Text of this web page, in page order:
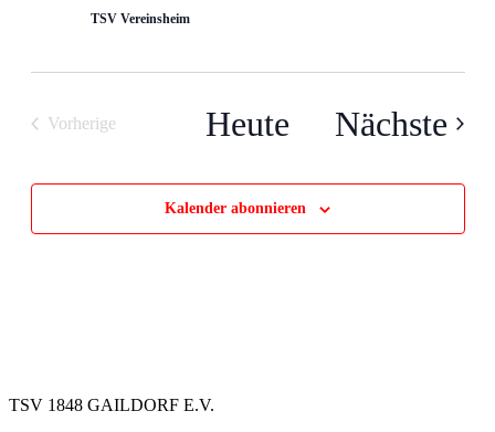
TSV Vereinsheim
Vorherige
Heute Nächste
Kalender abonnieren
TSV 1848 GAILDORF E.V.